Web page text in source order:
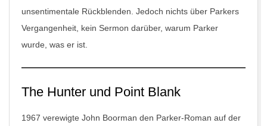
unsentimentale Rückblenden. Jedoch nichts über Parkers
Vergangenheit, kein Sermon darüber, warum Parker
wurde, was er ist.
The Hunter und Point Blank
1967 verewigte John Boorman den Parker-Roman auf der